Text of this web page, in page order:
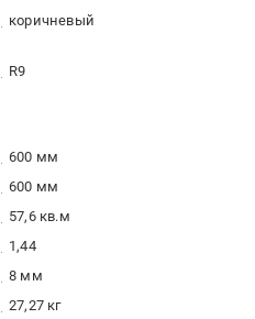
коричневый
R9
600 мм
600 мм
57,6 кв.м
1,44
8 мм
27,27 кг